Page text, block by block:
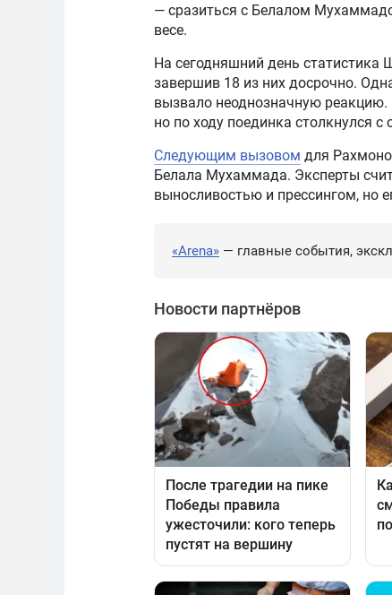
— сразиться с Белалом
весе.
На сегодняшний день статистика
завершив 18 из них досрочно.
вызвало неоднозначную
но по ходу поединка столкнулся
Следующим вызовом для
Белала Мухаммада. Эксперты
выносливостью и прессингом, но
«Arena» — главные события,